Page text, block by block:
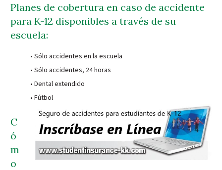
Planes de cobertura en caso de accidente
para K-12 disponibles a través de su
escuela:
• Sólo accidentes en la escuela
• Sólo accidentes, 24 horas
• Dental extendido
• Fútbol
C
ó
m
o